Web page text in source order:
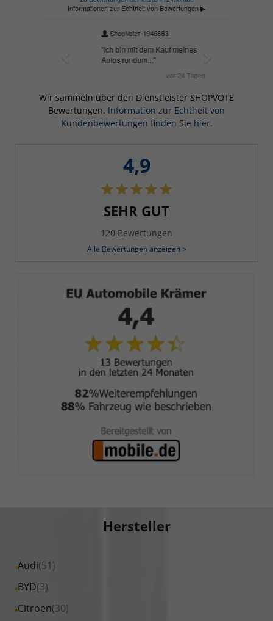
Wir sammeln über den Dienstleister SHOPVOTE
Bewertungen. Information zur Echtheit von
Kundenbewertungen finden Sie hier.
4,9
SEHR GUT
120 Bewertungen
Alle Bewertungen anzeigen >
Hersteller
Audi(51)
Alle
Fahrzeuge
Audi
BYD(3)
Alle
Fahrzeuge
Citroen(30)
Alle